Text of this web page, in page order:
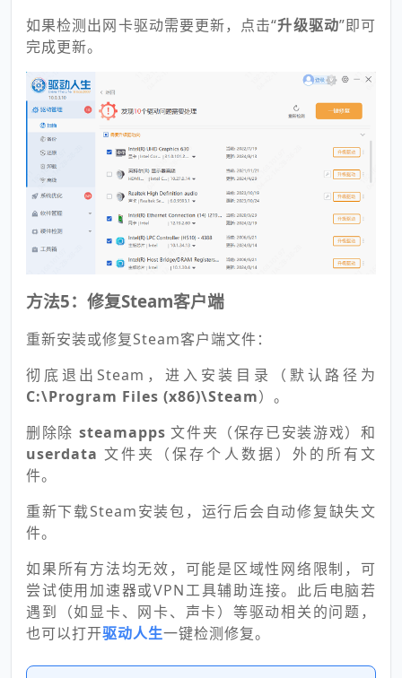
如果检测出网卡驱动需要更新，点击“升级驱动”即可
完成更新。
方法5：修复Steam客户端
重新安装或修复Steam客户端文件：
彻底退出Steam，进入安装目录（默认路径为
C:\Program Files (x86)\Steam）。
删除除 steamapps 文件夹（保存已安装游戏）和
userdata 文件夹（保存个人数据）外的所有文
件。
重新下载Steam安装包，运行后会自动修复缺失文
件。
如果所有方法均无效，可能是区域性网络限制，可
尝试使用加速器或VPN工具辅助连接。此后电脑若
遇到（如显卡、网卡、声卡）等驱动相关的问题，
也可以打开驱动人生一键检测修复。